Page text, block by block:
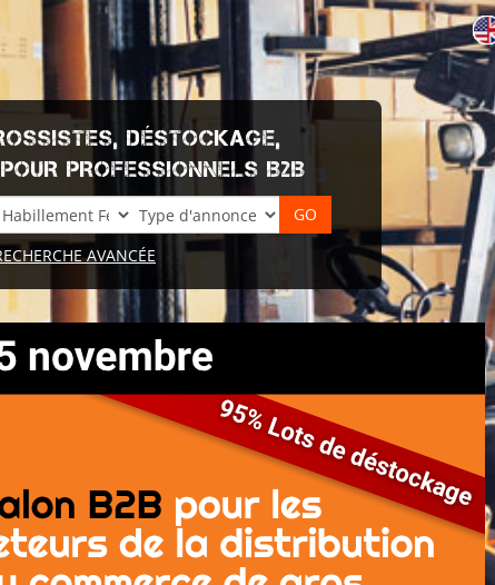
DÉSTOCKAGE,
PROFESSIONNELS B2B
AVANCÉE